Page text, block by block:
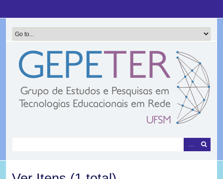
conteúdo
principal